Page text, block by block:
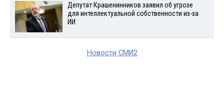
Депутат Крашенинников заявил об угрозе
для интеллектуальной собственности из-за
ИИ
Новости СМИ2